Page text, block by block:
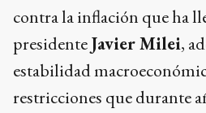
contra la inflación que ha
presidenteJavier Milei,
estabilidad
restricciones que durante